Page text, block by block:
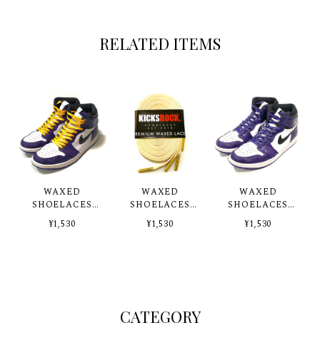
RELATED ITEMS
WAXED
SHOELACES
"YELLOW"
¥1,530
WAXED
SHOELACES
CREAM
¥1,530
WAXED
SHOELACES
COURT
PURPLE
¥1,530
CATEGORY